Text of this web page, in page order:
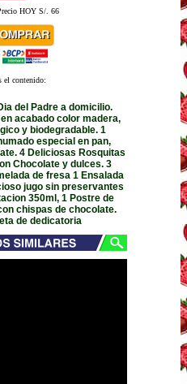
HOY S/. 66
el contenido:
del Padre a domicilio.
acabado color madera,
y biodegradable. 1
especial en pan,
4 Deliciosas Rosquitas
Chocolate y dulces. 3
de fresa 1 Ensalada
jugo sin preservantes
350ml, 1 Postre de
chispas de chocolate.
de dedicatoria